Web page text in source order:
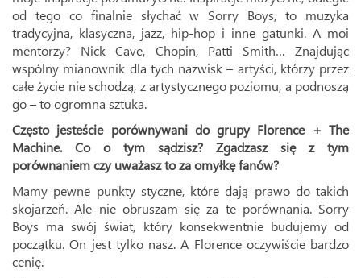
od tego co finalnie słychać w Sorry Boys, to muzyka
tradycyjna, klasyczna, jazz, hip-hop i inne gatunki. A moi
mentorzy? Nick Cave, Chopin, Patti Smith… Znajdując
wspólny mianownik dla tych nazwisk – artyści, którzy przez
całe życie nie schodzą, z artystycznego poziomu, a podnoszą
go – to ogromna sztuka.
Często jesteście porównywani do grupy Florence + The
Machine. Co o tym sądzisz? Zgadzasz się z tym
porównaniem czy uważasz to za omyłkę fanów?
Mamy pewne punkty styczne, które dają prawo do takich
skojarzeń. Ale nie obruszam się za te porównania. Sorry
Boys ma swój świat, który konsekwentnie budujemy od
początku. On jest tylko nasz. A Florence oczywiście bardzo
cenię.